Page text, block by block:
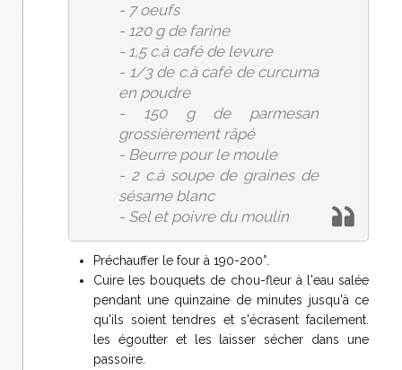
- 7 oeufs
- 120 g de farine
- 1,5 c.à café de levure
- 1/3 de c.à café de curcuma
en poudre
- 150 g de parmesan
grossièrement râpé
- Beurre pour le moule
- 2 c.à soupe de graines de
sésame blanc
- Sel et poivre du moulin
Préchauffer le four à 190-200°.
Cuire les bouquets de chou-fleur à l'eau salée
pendant une quinzaine de minutes jusqu'à ce
qu'ils soient tendres et s'écrasent facilement.
les égoutter et les laisser sécher dans une
passoire.